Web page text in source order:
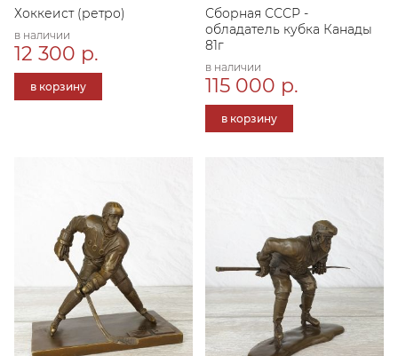
Хоккеист (ретро)
в наличии
12 300 р.
в корзину
Сборная СССР -
обладатель кубка Канады
81г
в наличии
115 000 р.
в корзину